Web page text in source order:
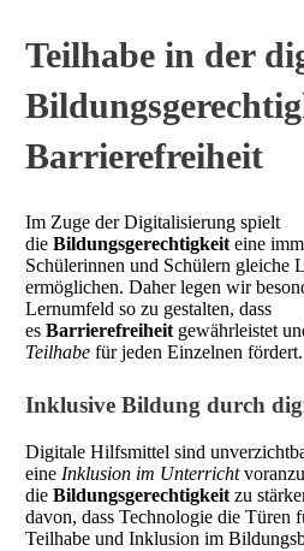
Teilhabe in der
Barrierefreiheit
Im Zuge der Digitalisierung spielt
die Bildungsgerechtigkeit eine
Schülerinnen und Schülern gleiche
ermöglichen. Daher legen wir
Lernumfeld so zu gestalten, dass
es Barrierefreiheit gewährleistet
Teilhabe für jeden Einzelnen fördert.
Inklusive Bildung durch
Digitale Hilfsmittel sind
eine Inklusion im Unterricht
die Bildungsgerechtigkeit zu
davon, dass Technologie die Türen
Teilhabe und Inklusion im